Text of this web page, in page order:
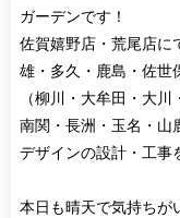
ガーデンです！
佐賀嬉野店・荒尾店に
雄・多久・鹿島・佐世
（柳川・大牟田・大
南関・長洲・玉名・山
デザインの設計・工事
本日も晴天で気持ちが